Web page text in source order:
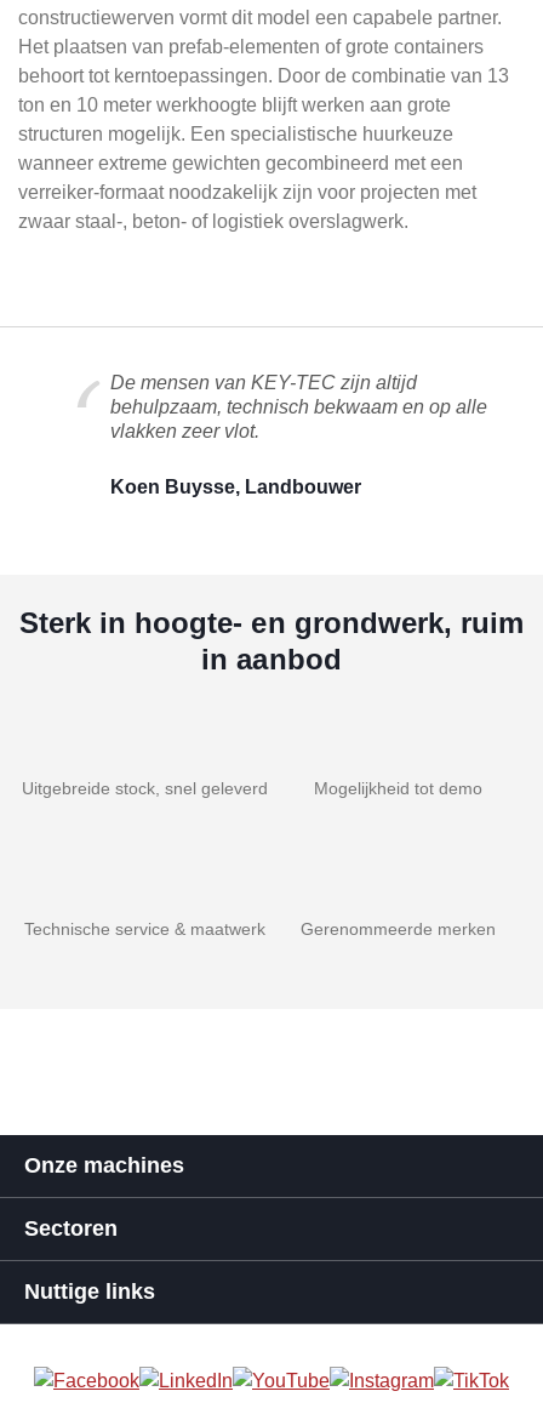
constructiewerven vormt dit model een capabele partner.
Het plaatsen van prefab-elementen of grote containers
behoort tot kerntoepassingen. Door de combinatie van 13
ton en 10 meter werkhoogte blijft werken aan grote
structuren mogelijk. Een specialistische huurkeuze
wanneer extreme gewichten gecombineerd met een
verreiker-formaat noodzakelijk zijn voor projecten met
zwaar staal-, beton- of logistiek overslagwerk.
De mensen van KEY-TEC zijn altijd
behulpzaam, technisch bekwaam en op alle
vlakken zeer vlot.
Koen Buysse, Landbouwer
Sterk in hoogte- en grondwerk, ruim
in aanbod
Uitgebreide stock, snel geleverd Mogelijkheid tot demo
Technische service & maatwerk Gerenommeerde merken
Onze machines
Sectoren
Nuttige links